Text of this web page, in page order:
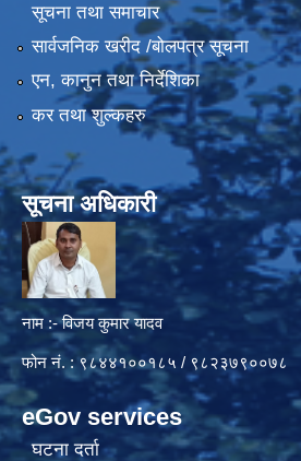
सूचना तथा समाचार
सार्वजनिक खरीद /बोलपत्र सूचना
एन, कानुन तथा निर्देशिका
कर तथा शुल्कहरु
सूचना अधिकारी
नाम :- विजय कुमार यादव
फोन नं. : ९८४४१००१८५ / ९८२३७९००७८
eGov services
घटना दर्ता